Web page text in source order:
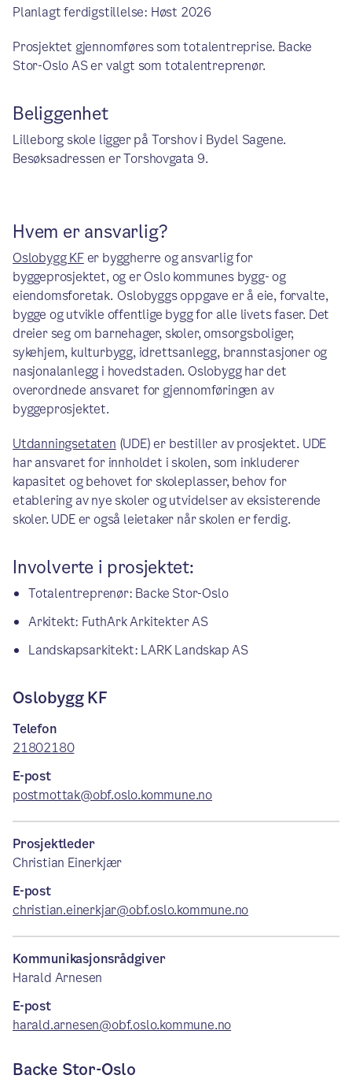
Planlagt ferdigstillelse: Høst 2026
Prosjektet gjennomføres som totalentreprise. Backe
Stor-Oslo AS er valgt som totalentreprenør.
Beliggenhet
Lilleborg skole ligger på Torshov i Bydel Sagene.
Besøksadressen er Torshovgata 9.
Hvem er ansvarlig?
Oslobygg KFer byggherre og ansvarlig for
byggeprosjektet, og er Oslo kommunes bygg- og
eiendomsforetak. Oslobyggs oppgave er å eie, forvalte,
bygge og utvikle offentlige bygg for alle livets faser. Det
dreier seg om barnehager, skoler, omsorgsboliger,
sykehjem, kulturbygg, idrettsanlegg, brannstasjoner og
nasjonalanlegg i hovedstaden. Oslobygg har det
overordnede ansvaret for gjennomføringen av
byggeprosjektet.
Utdanningsetaten (UDE) er bestiller av prosjektet. UDE
har ansvaret for innholdet i skolen, som inkluderer
kapasitet og behovet for skoleplasser, behov for
etablering av nye skoler og utvidelser av eksisterende
skoler. UDE er også leietaker når skolen er ferdig.
Involverte i prosjektet:
Totalentreprenør: Backe Stor-Oslo
Arkitekt: FuthArk Arkitekter AS
Landskapsarkitekt: LARK Landskap AS
Oslobygg KF
Telefon
21802180
E-post
postmottak@obf.oslo.kommune.no
Prosjektleder
Christian Einerkjær
E-post
christian.einerkjar@obf.oslo.kommune.no
Kommunikasjonsrådgiver
Harald Arnesen
E-post
harald.arnesen@obf.oslo.kommune.no
Backe Stor-Oslo